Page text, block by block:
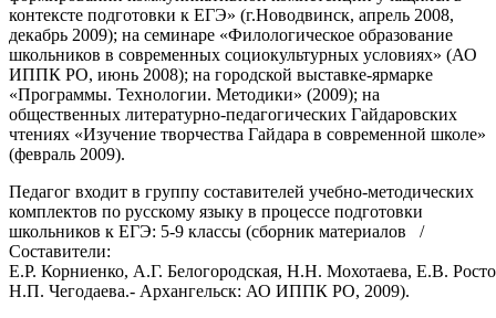
контексте подготовки к ЕГЭ» (г.Новодвинск, апрель 2008,
декабрь 2009); на семинаре «Филологическое образование
школьников в современных социокультурных условиях» (АО
ИППК РО, июнь 2008); на городской выставке-ярмарке
«Программы. Технологии. Методики» (2009); на
общественных литературно-педагогических Гайдаровских
чтениях «Изучение творчества Гайдара в современной школе»
(февраль 2009).
Педагог входит в группу составителей учебно-методических
комплектов по русскому языку в процессе подготовки
школьников к ЕГЭ: 5-9 классы (сборник материалов /
Составители:
Е.Р. Корниенко, А.Г. Белогородская, Н.Н. Мохотаева, Е.В.
Н.П. Чегодаева.- Архангельск: АО ИППК РО, 2009).